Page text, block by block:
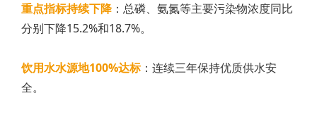
重点指标持续下降：总磷、氨氮等主要污染物浓度同比
分别下降15.2%和18.7%。
饮用水水源地100%达标：连续三年保持优质供水安
全。